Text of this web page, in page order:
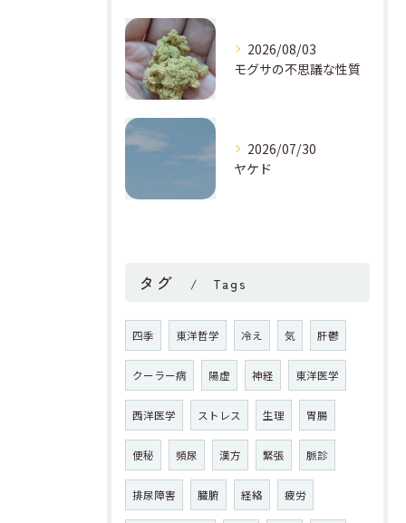
2026/08/03
モグサの不思議な性質
2026/07/30
ヤケド
タグ Tags
四季 東洋哲学 冷え 気 肝鬱
クーラー病 陽虚 神経 東洋医学
西洋医学 ストレス 生理 胃腸
便秘 頻尿 漢方 緊張 脈診
排尿障害 臓腑 経絡 疲労